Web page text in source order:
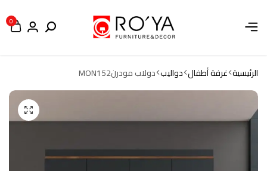
0
الرئيسية غرفة أطفال دواليب دولاب مودرنMON152